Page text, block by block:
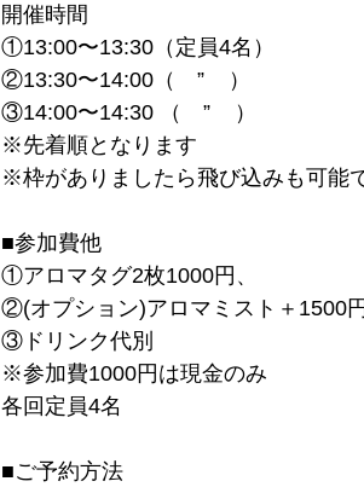
開催時間
①13:00〜13:30（定員4名）
②13:30〜14:00（　”    ）
③14:00〜14:30 （　”    ）
※先着順となります
※枠がありましたら飛び込みも可能
■参加費他
①アロマタグ2枚1000円、
②(オプション)アロマミスト＋1500
③ドリンク代別
※参加費1000円は現金のみ
各回定員4名
■ご予約方法